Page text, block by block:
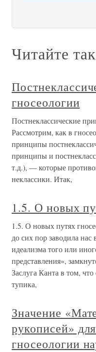
Читайте
гносеологии
Постнеклассические
Рассмотрим, как в
принципы
принципы и
т.д.), — которые
неклассики. Итак,
1.5. О новых
1.5. О новых путях
до сих пор заводила нас
идеализма того или
представления»,
Заслуга Канта в том,
тупика,
Значение
рукописей»
гносеологии